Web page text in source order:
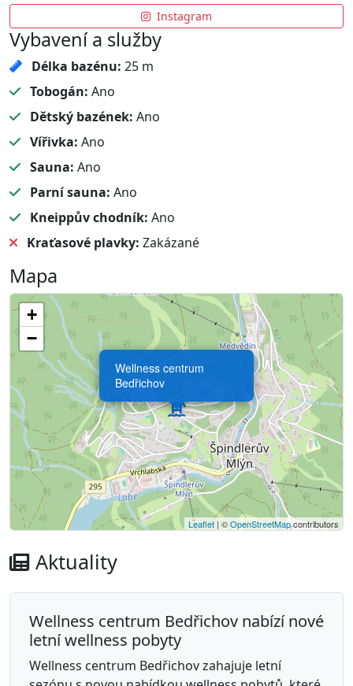
Instagram
Vybavení a služby
Délka bazénu: 25 m
Tobogán: Ano
Dětský bazének: Ano
Vířivka: Ano
Sauna: Ano
Parní sauna: Ano
Kneippův chodník: Ano
Kraťasové plavky: Zakázané
Mapa
Wellness centrum
Bedřichov
+
−
Leaflet | ©OpenStreetMapcontributors
Aktuality
Wellness centrum Bedřichov nabízí nové
letní wellness pobyty
Wellness centrum Bedřichov zahajuje letní